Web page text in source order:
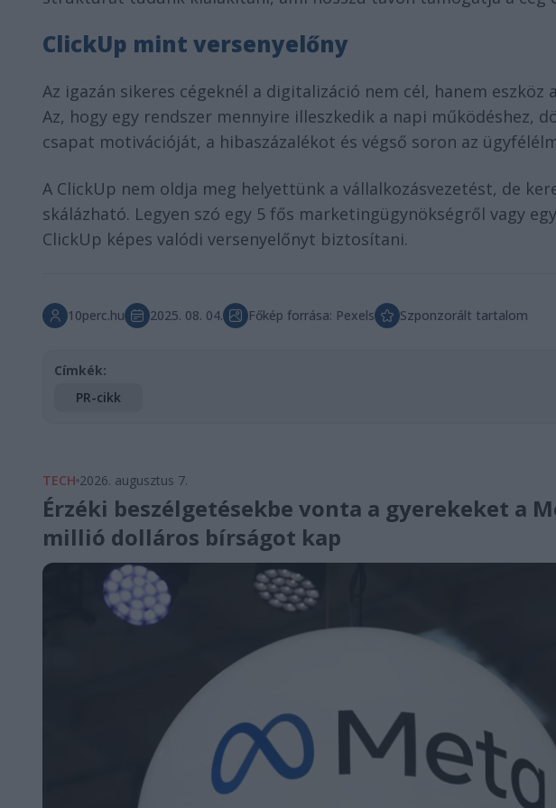
ClickUp mint versenyelőny
Az igazán sikeres cégeknél a digitalizáció nem cél, hanem eszköz
Az, hogy egy rendszer mennyire illeszkedik a napi működéshez,
csapat motivációját, a hibaszázalékot és végső soron az
A ClickUp nem oldja meg helyettünk a vállalkozásvezetést, de
skálázható. Legyen szó egy 5 fős marketingügynökségről vagy
ClickUp képes valódi versenyelőnyt biztosítani.
10perc.hu 2025. 08. 04. Főkép forrása: Pexels Szponzorált tartalom
Címkék:
PR-cikk
TECH 2026. augusztus 7.
Érzéki beszélgetésekbe vonta a gyerekeket a
millió dolláros bírságot kap